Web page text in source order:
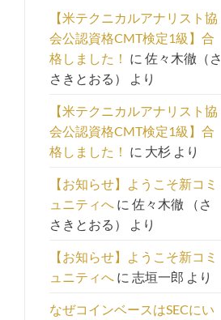
一
覧
は
こ
ち
ら
【米テクニカルアナリスト協
会公認資格CMT検定1級】合
格しました！ に 佐々木徹（さ
さきとおる）
より
【米テクニカルアナリスト協
会公認資格CMT検定1級】合
格しました！ に 大杉より
【お知らせ】ようこそ新コミ
ュニティへに 佐々木徹 （さ
さきとおる）
より
【お知らせ】ようこそ新コミ
ュニティへに 志垣一郎 より
なぜコインベースはSECにい